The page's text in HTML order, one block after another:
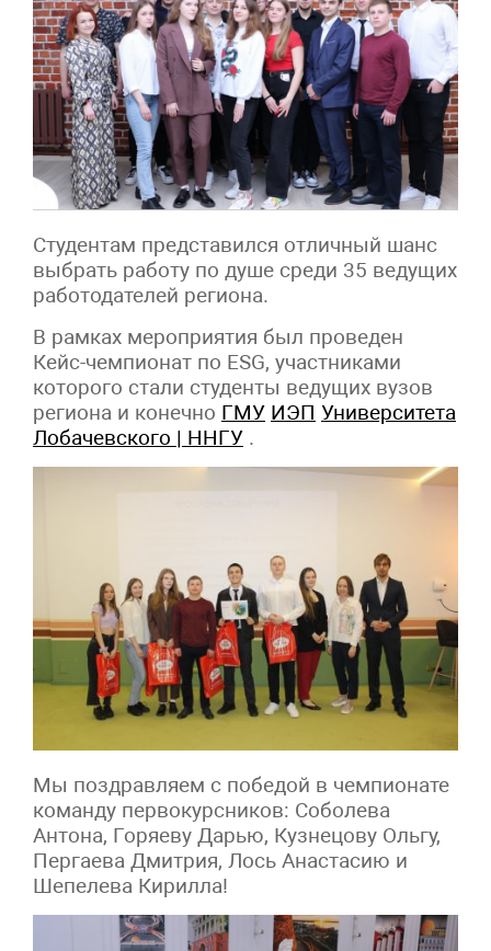
Студентам представился отличный шанс
выбрать работу по душе среди 35 ведущих
работодателей региона.
В рамках мероприятия был проведен
Кейс-чемпионат по ESG, участниками
которого стали студенты ведущих вузов
региона и конечно ГМУ ИЭП Университета
Лобачевского | ННГУ .
Мы поздравляем с победой в чемпионате
команду первокурсников: Соболева
Антона, Горяеву Дарью, Кузнецову Ольгу,
Пергаева Дмитрия, Лось Анастасию и
Шепелева Кирилла!